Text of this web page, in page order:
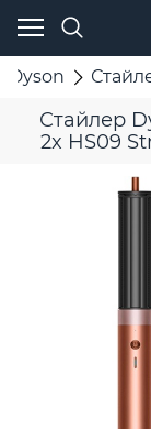
Dyson
Стайлер
2x HS09